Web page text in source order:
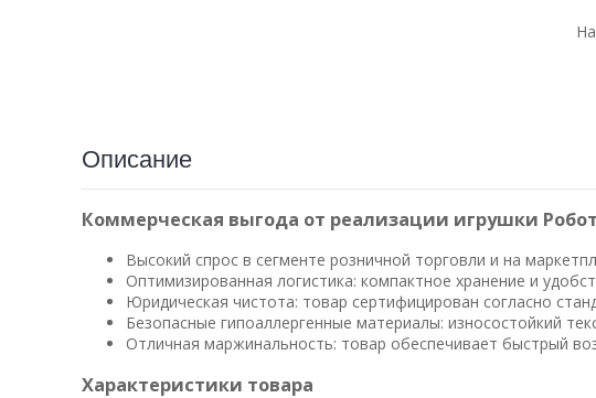
Описание
Коммерческая выгода от реализации игрушки
Высокий спрос в сегменте розничной торговли и на
Оптимизированная логистика: компактное хранение и
Юридическая чистота: товар сертифицирован согласно
Безопасные гипоаллергенные материалы: износостойкий
Отличная маржинальность: товар обеспечивает быстрый
Характеристики товара